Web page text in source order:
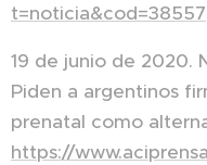
t=noticia&cod=38557
19 de junio de 2020.
Piden a argentinos
prenatal como
https://